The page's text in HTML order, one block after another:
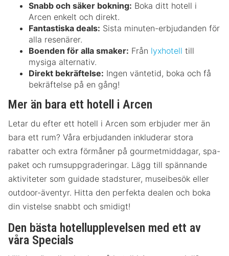
Snabb och säker bokning: Boka ditt hotell i
Arcen enkelt och direkt.
Fantastiska deals: Sista minuten-erbjudanden för
alla resenärer.
Boenden för alla smaker: Från lyxhotell till
mysiga alternativ.
Direkt bekräftelse: Ingen väntetid, boka och få
bekräftelse på en gång!
Mer än bara ett hotell i Arcen
Letar du efter ett hotell i Arcen som erbjuder mer än
bara ett rum? Våra erbjudanden inkluderar stora
rabatter och extra förmåner på gourmetmiddagar, spa-
paket och rumsuppgraderingar. Lägg till spännande
aktiviteter som guidade stadsturer, museibesök eller
outdoor-äventyr. Hitta den perfekta dealen och boka
din vistelse snabbt och smidigt!
Den bästa hotellupplevelsen med ett av
våra Specials